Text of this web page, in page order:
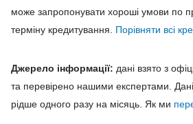
може запропонувати хороші умови по
терміну кредитування. Порівняти всі
Джерело інформації: дані взято з
та перевірено нашими експертами.
рідше одного разу на місяць. Як ми